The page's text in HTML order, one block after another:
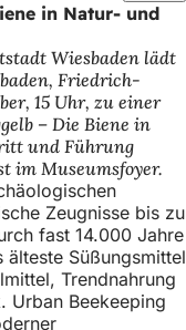
in Natur- und
Wiesbaden lädt
Friedrich-
15 Uhr, zu einer
– Die Biene in
und Führung
im Museumsfoyer.
Zeugnisse bis zu
fast 14.000 Jahre
Süßungsmittel
Trendnahrung
Urban Beekeeping